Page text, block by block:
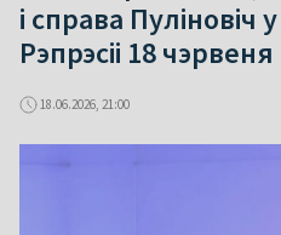
і справа
Рэпрэсіі 18 чэрвеня
18.06.2026, 21:00